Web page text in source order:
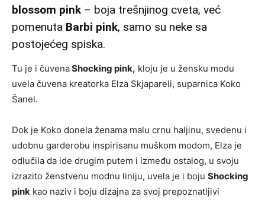
blossom pink – boja trešnjinog cveta, već
pomenuta Barbi pink, samo su neke sa
postojećeg spiska.
Tu je i čuvenaShocking pink, kloju je u žensku modu
uvela čuvena kreatorka Elza Skjapareli, suparnica Koko
Šanel.
Dok je Koko donela ženama malu crnu haljinu, svedenu i
udobnu garderobu inspirisanu muškom modom, Elza je
odlučila da ide drugim putem i između ostalog, u svoju
izrazito ženstvenu modnu liniju, uvela je i boju Shocking
pink kao naziv i boju dizajna za svoj prepoznatljivi